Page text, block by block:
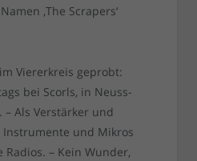
‚The Scrapers‘
Viererkreis geprobt:
bei Scorls, in Neuss-
Als Verstärker und
und Mikros
– Kein Wunder,